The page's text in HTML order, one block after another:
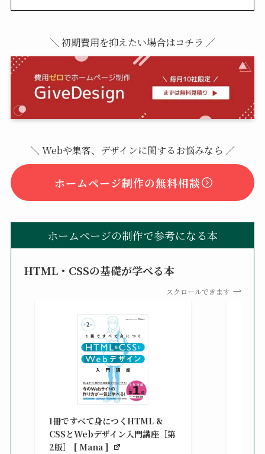
＼ 初期費用を抑えたい場合はコチラ ／
＼ Webや集客、デザインに関するお悩みなら ／
ホームページ制作の無料相談
ホームページの制作で参考になる本
HTML・CSSの基礎が学べる本
スクロールできます
1冊ですべて身につくHTML &
CSSとWebデザイン入門講座［第
2版］ [ Mana ]